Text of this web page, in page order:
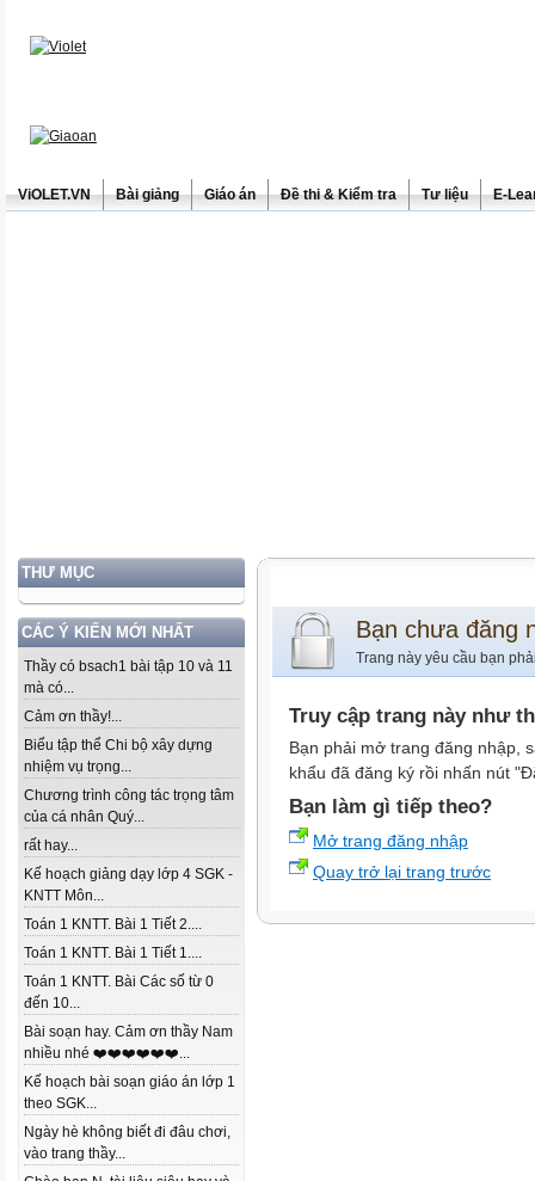
ViOLET.VN Bài giảng Giáo án Đề thi & Kiểm tra Tư liệu E-
THƯ MỤC
CÁC Ý KIẾN MỚI NHẤT
Thầy có bsach1 bài tập 10 và 11
mà có...
Cảm ơn thầy!...
Biểu tập thể Chi bộ xây dựng
nhiệm vụ trọng...
Chương trình công tác trọng tâm
của cá nhân Quý...
rất hay...
Kế hoạch giảng dạy lớp 4 SGK -
KNTT Môn...
Toán 1 KNTT. Bài 1 Tiết 2....
Toán 1 KNTT. Bài 1 Tiết 1....
Toán 1 KNTT. Bài Các số từ 0
đến 10...
Bài soạn hay. Cảm ơn thầy Nam
nhiều nhé ❤️❤️❤️❤️❤️❤️...
Kế hoạch bài soạn giáo án lớp 1
theo SGK...
Ngày hè không biết đi đâu chơi,
vào trang thầy...
Bạn chưa đăng
Trang này yêu cầu bạn
Truy cập trang này như
Bạn phải mở trang đăng nhập,
khẩu đã đăng ký rồi nhấn nút
Bạn làm gì tiếp theo?
Mở trang đăng nhập
Quay trở lại trang trước